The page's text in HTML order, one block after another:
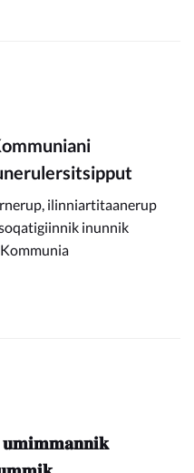
ilinniartitaanerup
inunnik
𝐮𝐦𝐢𝐦𝐦𝐚𝐧𝐧𝐢𝐤